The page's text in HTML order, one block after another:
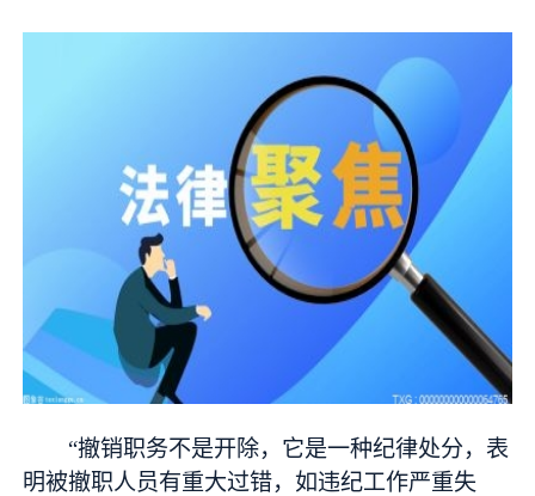
“撤销职务不是开除，它是一种纪律处分，表
明被撤职人员有重大过错，如违纪工作严重失